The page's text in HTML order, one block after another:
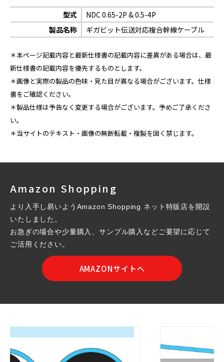
型式
NDC 0.65-2P & 0.5-4P
製品名称
ギガビット伝送対応複合幹線ケーブル
＊本ページ記載内容と最新仕様書の記載内容に差異がある場合は、最
新仕様書の記載内容を優先するものとします。
＊画像と実際の製品の色味・見た目が異なる場合がございます。仕様
書をご確認ください。
＊製品仕様は予告なく変更する場合がございます。予めご了承くださ
い。
＊当サイトのテキスト・画像の無断転載・複製を固く禁じます。
Amazon Shopping
より入手し易いようAmazon Shopping ネット特販店を開設
いたしました。
お急ぎの場合や少量購入、サンプル購入などご要望に応じて
ご活用ください。
AMAZONサイトへ